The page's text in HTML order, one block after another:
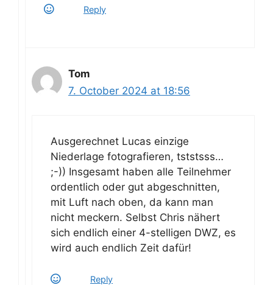
Reply
Tom
7. October 2024 at 18:56
Ausgerechnet Lucas einzige
Niederlage fotografieren, tststsss…
;-)) Insgesamt haben alle Teilnehmer
ordentlich oder gut abgeschnitten,
mit Luft nach oben, da kann man
nicht meckern. Selbst Chris nähert
sich endlich einer 4-stelligen DWZ, es
wird auch endlich Zeit dafür!
Reply